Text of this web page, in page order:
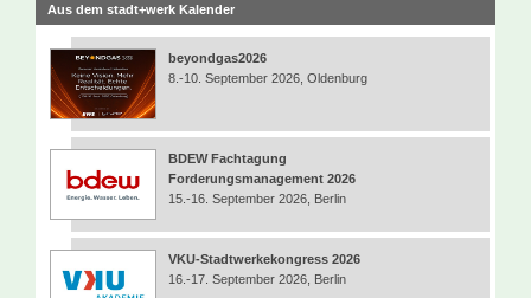
Aus dem stadt+werk Kalender
beyondgas2026
8.-10. September 2026, Oldenburg
BDEW Fachtagung
Forderungsmanagement 2026
15.-16. September 2026, Berlin
VKU-Stadtwerkekongress 2026
16.-17. September 2026, Berlin